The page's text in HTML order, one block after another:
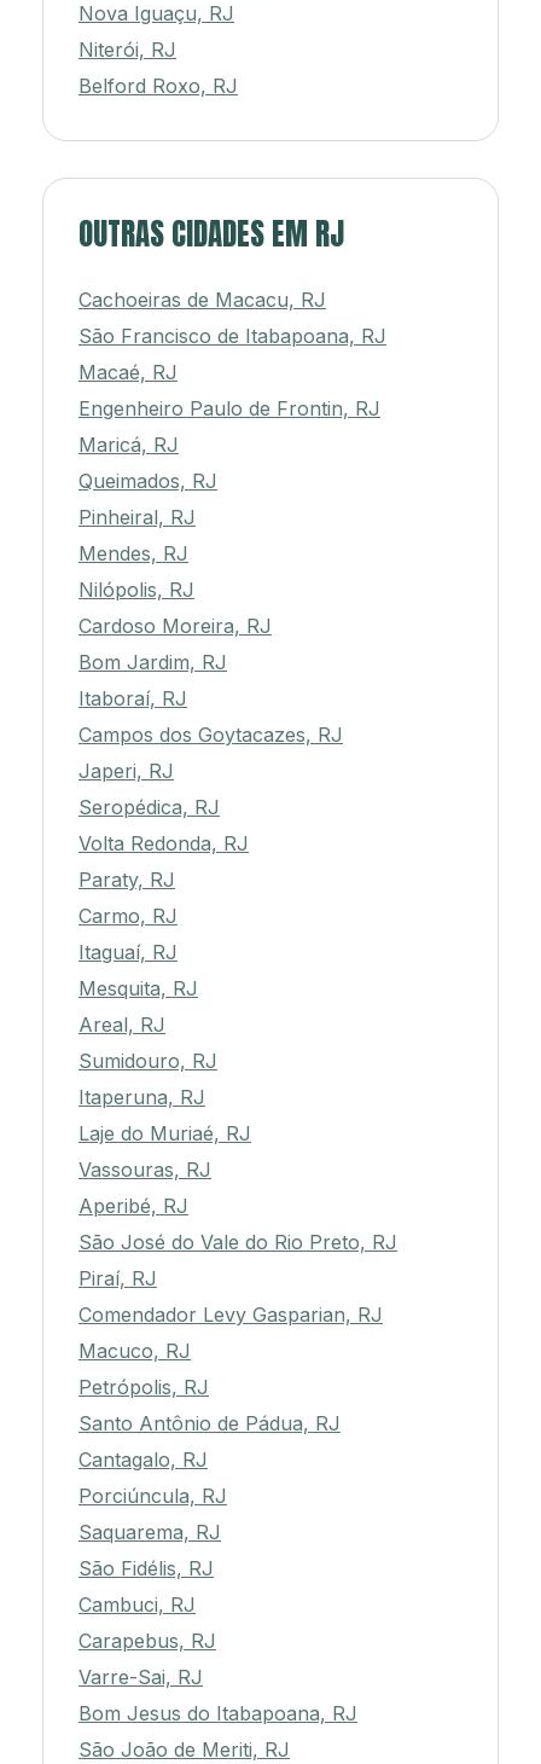
Nova Iguaçu, RJ
Niterói, RJ
Belford Roxo, RJ
OUTRAS CIDADES EM RJ
Cachoeiras de Macacu, RJ
São Francisco de Itabapoana, RJ
Macaé, RJ
Engenheiro Paulo de Frontin, RJ
Maricá, RJ
Queimados, RJ
Pinheiral, RJ
Mendes, RJ
Nilópolis, RJ
Cardoso Moreira, RJ
Bom Jardim, RJ
Itaboraí, RJ
Campos dos Goytacazes, RJ
Japeri, RJ
Seropédica, RJ
Volta Redonda, RJ
Paraty, RJ
Carmo, RJ
Itaguaí, RJ
Mesquita, RJ
Areal, RJ
Sumidouro, RJ
Itaperuna, RJ
Laje do Muriaé, RJ
Vassouras, RJ
Aperibé, RJ
São José do Vale do Rio Preto, RJ
Piraí, RJ
Comendador Levy Gasparian, RJ
Macuco, RJ
Petrópolis, RJ
Santo Antônio de Pádua, RJ
Cantagalo, RJ
Porciúncula, RJ
Saquarema, RJ
São Fidélis, RJ
Cambuci, RJ
Carapebus, RJ
Varre-Sai, RJ
Bom Jesus do Itabapoana, RJ
São João de Meriti, RJ